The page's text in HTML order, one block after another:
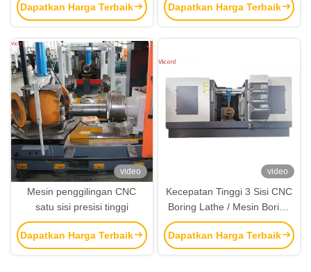
Dapatkan Harga Terbaik
Dapatkan Harga Terbaik
video
Mesin penggilingan CNC
satu sisi presisi tinggi
Dapatkan Harga Terbaik
video
Kecepatan Tinggi 3 Sisi CNC
Boring Lathe / Mesin Boring
CNC
Dapatkan Harga Terbaik